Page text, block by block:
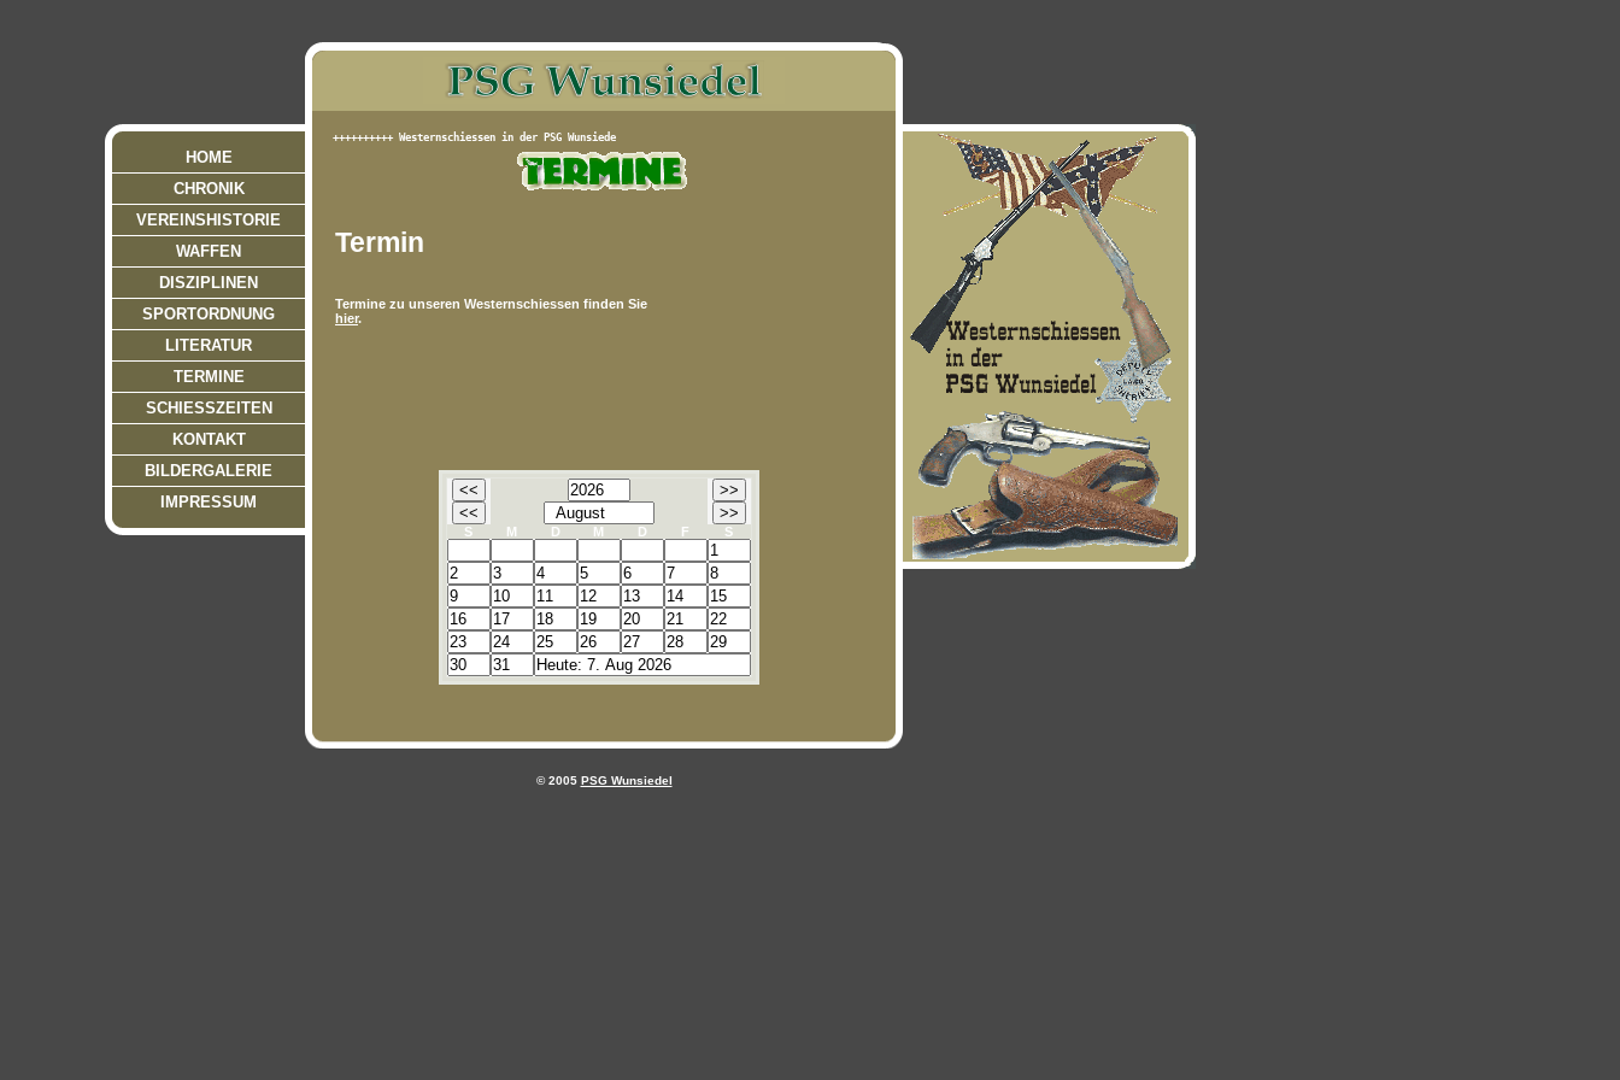
Termin
Termine zu unseren Westernschiessen finden Sie
hier.
S M D M D F S
HOME
CHRONIK
VEREINSHISTORIE
WAFFEN
DISZIPLINEN
SPORTORDNUNG
LITERATUR
TERMINE
SCHIESSZEITEN
KONTAKT
BILDERGALERIE
IMPRESSUM
© 2005 PSG Wunsiedel